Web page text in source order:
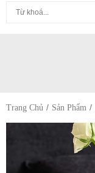
Trang Chủ Sản Phẩm